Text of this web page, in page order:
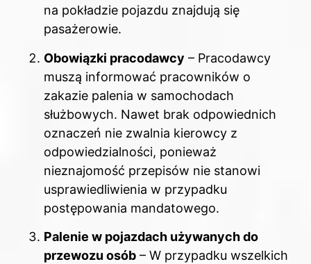
na pokładzie pojazdu znajdują się
pasażerowie.
Obowiązki pracodawcy – Pracodawcy
muszą informować pracowników o
zakazie palenia w samochodach
służbowych. Nawet brak odpowiednich
oznaczeń nie zwalnia kierowcy z
odpowiedzialności, ponieważ
nieznajomość przepisów nie stanowi
usprawiedliwienia w przypadku
postępowania mandatowego.
Palenie w pojazdach używanych do
przewozu osób – W przypadku wszelkich